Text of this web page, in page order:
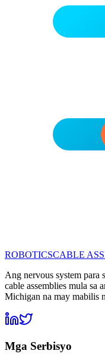
ROBOTICSCABLE
Ang nervous system para
cable assemblies mula sa
Michigan na may mabilis
Mga Serbisyo